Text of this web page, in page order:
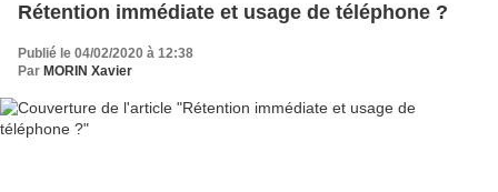
Rétention immédiate et usage de téléphone ?
Publié le 04/02/2020 à 12:38
Par MORIN Xavier